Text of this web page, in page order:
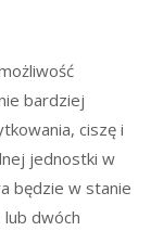
bardziej
ciszę i
jednostki w
będzie w stanie
lub dwóch